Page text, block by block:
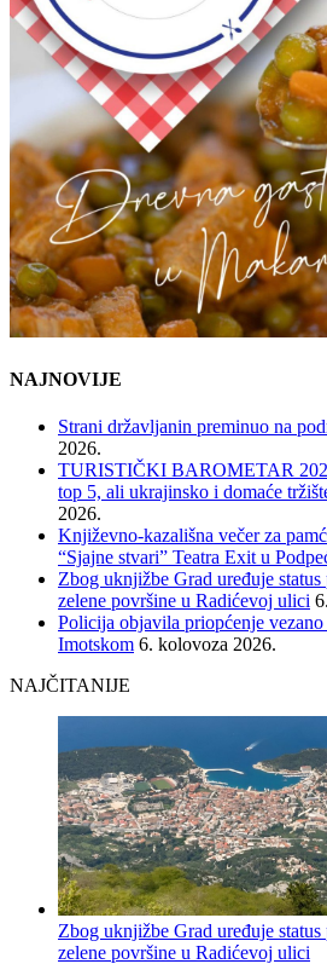
NAJNOVIJE
Strani državljanin preminuo na
2026.
TURISTIČKI BAROMETAR
top 5, ali ukrajinsko i domaće
2026.
Književno-kazališna večer za
“Sjajne stvari” Teatra Exit u
Zbog uknjižbe Grad uređuje
zelene površine u Radićevoj ulici
Policija objavila priopćenje
Imotskom 6. kolovoza 2026.
NAJČITANIJE
Zbog uknjižbe Grad uređuje
zelene površine u Radićevoj ulici